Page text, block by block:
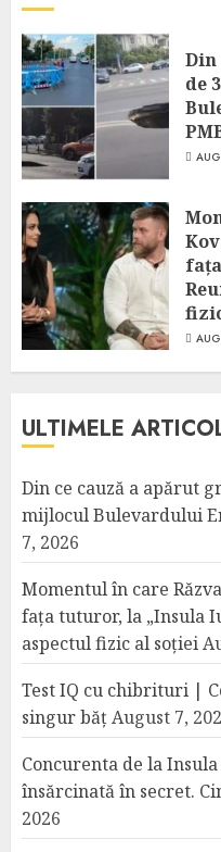
Din
de
ULTIMELE
Din ce cauză a apărut
mijlocul Bulevardului
7, 2026
Momentul în care
fața tuturor, la „Insula
aspectul fizic al soției
Test IQ cu chibrituri |
singur bățAugust 7,
Concurenta de la
însărcinată în secret.
2026